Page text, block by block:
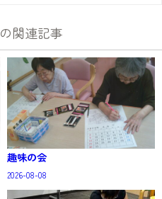
の関連記事
趣味の会
2026-08-08